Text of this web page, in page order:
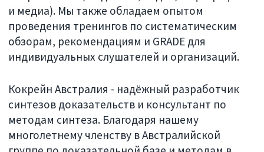
и медиа). Мы также обладаем опытом
проведения тренингов по систематическим
обзорам, рекомендациям и GRADE для
индивидуальных слушателей и организаций.
Кокрейн Австралия - надёжный разработчик
синтезов доказательств и консультант по
методам синтеза. Благодаря нашему
многолетнему членству в Австралийской